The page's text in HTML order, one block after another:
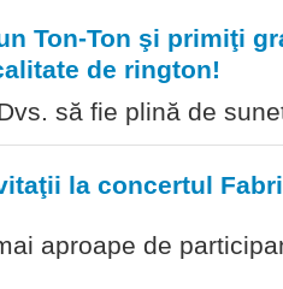
Ton-Ton şi primiţi
de rington!
să fie plină de
la concertul
aproape de